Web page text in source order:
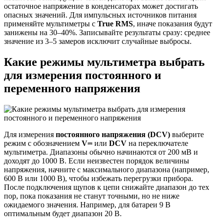
остаточное напряжение в конденсаторах может достигать
опасных значений. Для импульсных источников питания
применяйте мультиметры с True RMS, иначе показания будут
занижены на 30–40%. Записывайте результаты сразу: среднее
значение из 3–5 замеров исключит случайные выбросы.
Какие режимы мультиметра выбрать
для измерения постоянного и
переменного напряжения
Для измерения постоянного напряжения (DCV) выберите
режим с обозначением V⎓ или DCV на переключателе
мультиметра. Диапазоны обычно начинаются от 200 мВ и
доходят до 1000 В. Если неизвестен порядок величины
напряжения, начните с максимального диапазона (например,
600 В или 1000 В), чтобы избежать перегрузки прибора.
После подключения щупов к цепи снижайте диапазон до тех
пор, пока показания не станут точными, но не ниже
ожидаемого значения. Например, для батареи 9 В
оптимальным будет диапазон 20 В.